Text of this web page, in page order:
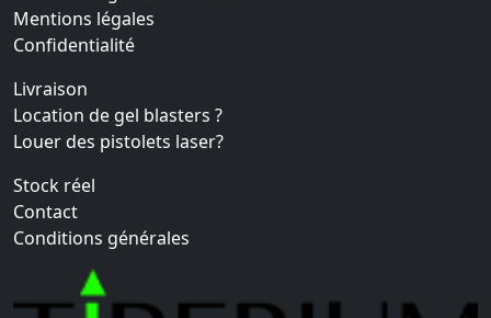
Mentions légales
Confidentialité
Livraison
Location de gel blasters ?
Louer des pistolets laser?
Stock réel
Contact
Conditions générales